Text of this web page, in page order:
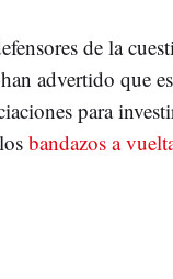
de la
advertido que
para
bandazos a